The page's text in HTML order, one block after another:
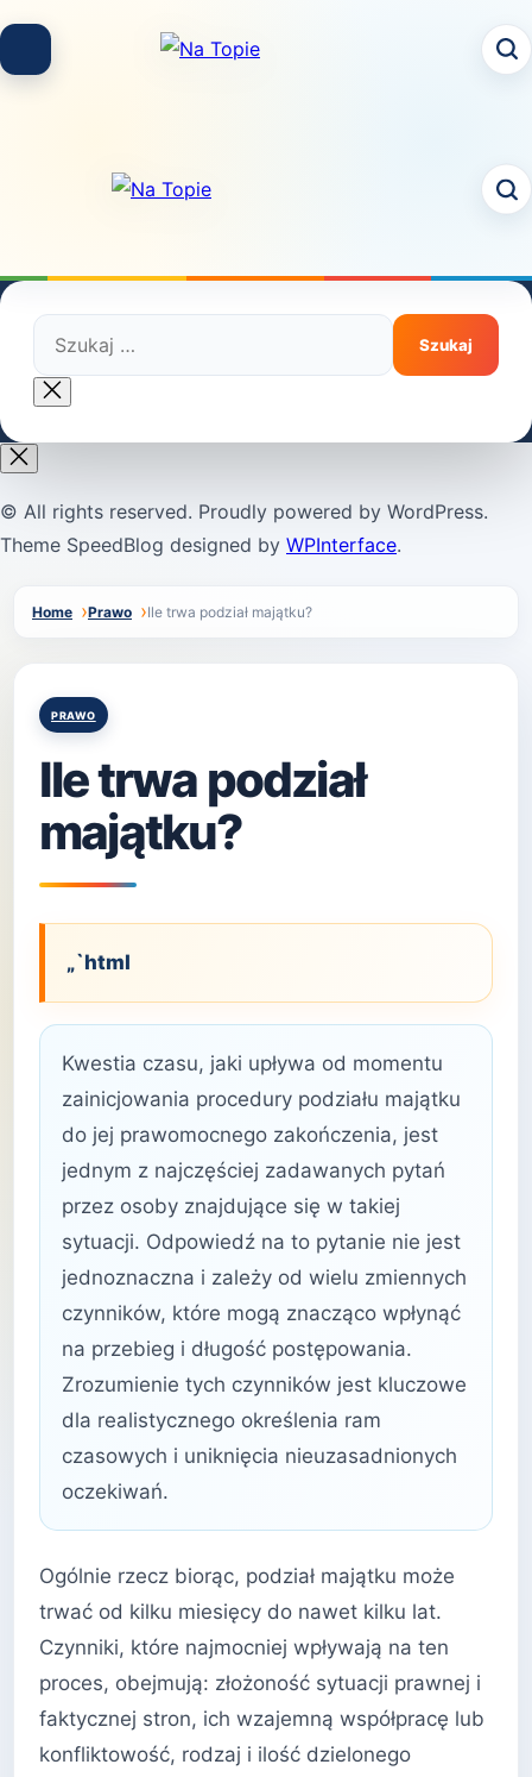
content
Szukaj:
Close
search
© All rights reserved. Proudly powered by WordPress.
Theme SpeedBlog designed by WPInterface.
Home Prawo Ile trwa podział majątku?
Posted
PRAWO
Ile trwa podział
majątku?
„`html
Kwestia czasu, jaki upływa od momentu
zainicjowania procedury podziału majątku
do jej prawomocnego zakończenia, jest
jednym z najczęściej zadawanych pytań
przez osoby znajdujące się w takiej
sytuacji. Odpowiedź na to pytanie nie jest
jednoznaczna i zależy od wielu zmiennych
czynników, które mogą znacząco wpłynąć
na przebieg i długość postępowania.
Zrozumienie tych czynników jest kluczowe
dla realistycznego określenia ram
czasowych i uniknięcia nieuzasadnionych
oczekiwań.
Ogólnie rzecz biorąc, podział majątku może
trwać od kilku miesięcy do nawet kilku lat.
Czynniki, które najmocniej wpływają na ten
proces, obejmują: złożoność sytuacji prawnej i
faktycznej stron, ich wzajemną współpracę lub
konfliktowość, rodzaj i ilość dzielonego